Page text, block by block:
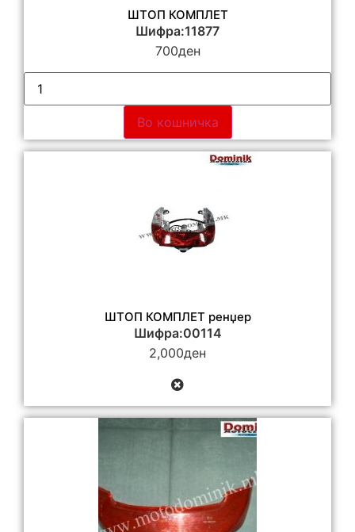
ШТОП КОМПЛЕТ
Шифра:11877
700ден
Во кошничка
ШТОП КОМПЛЕТ ренџер
Шифра:00114
2,000ден